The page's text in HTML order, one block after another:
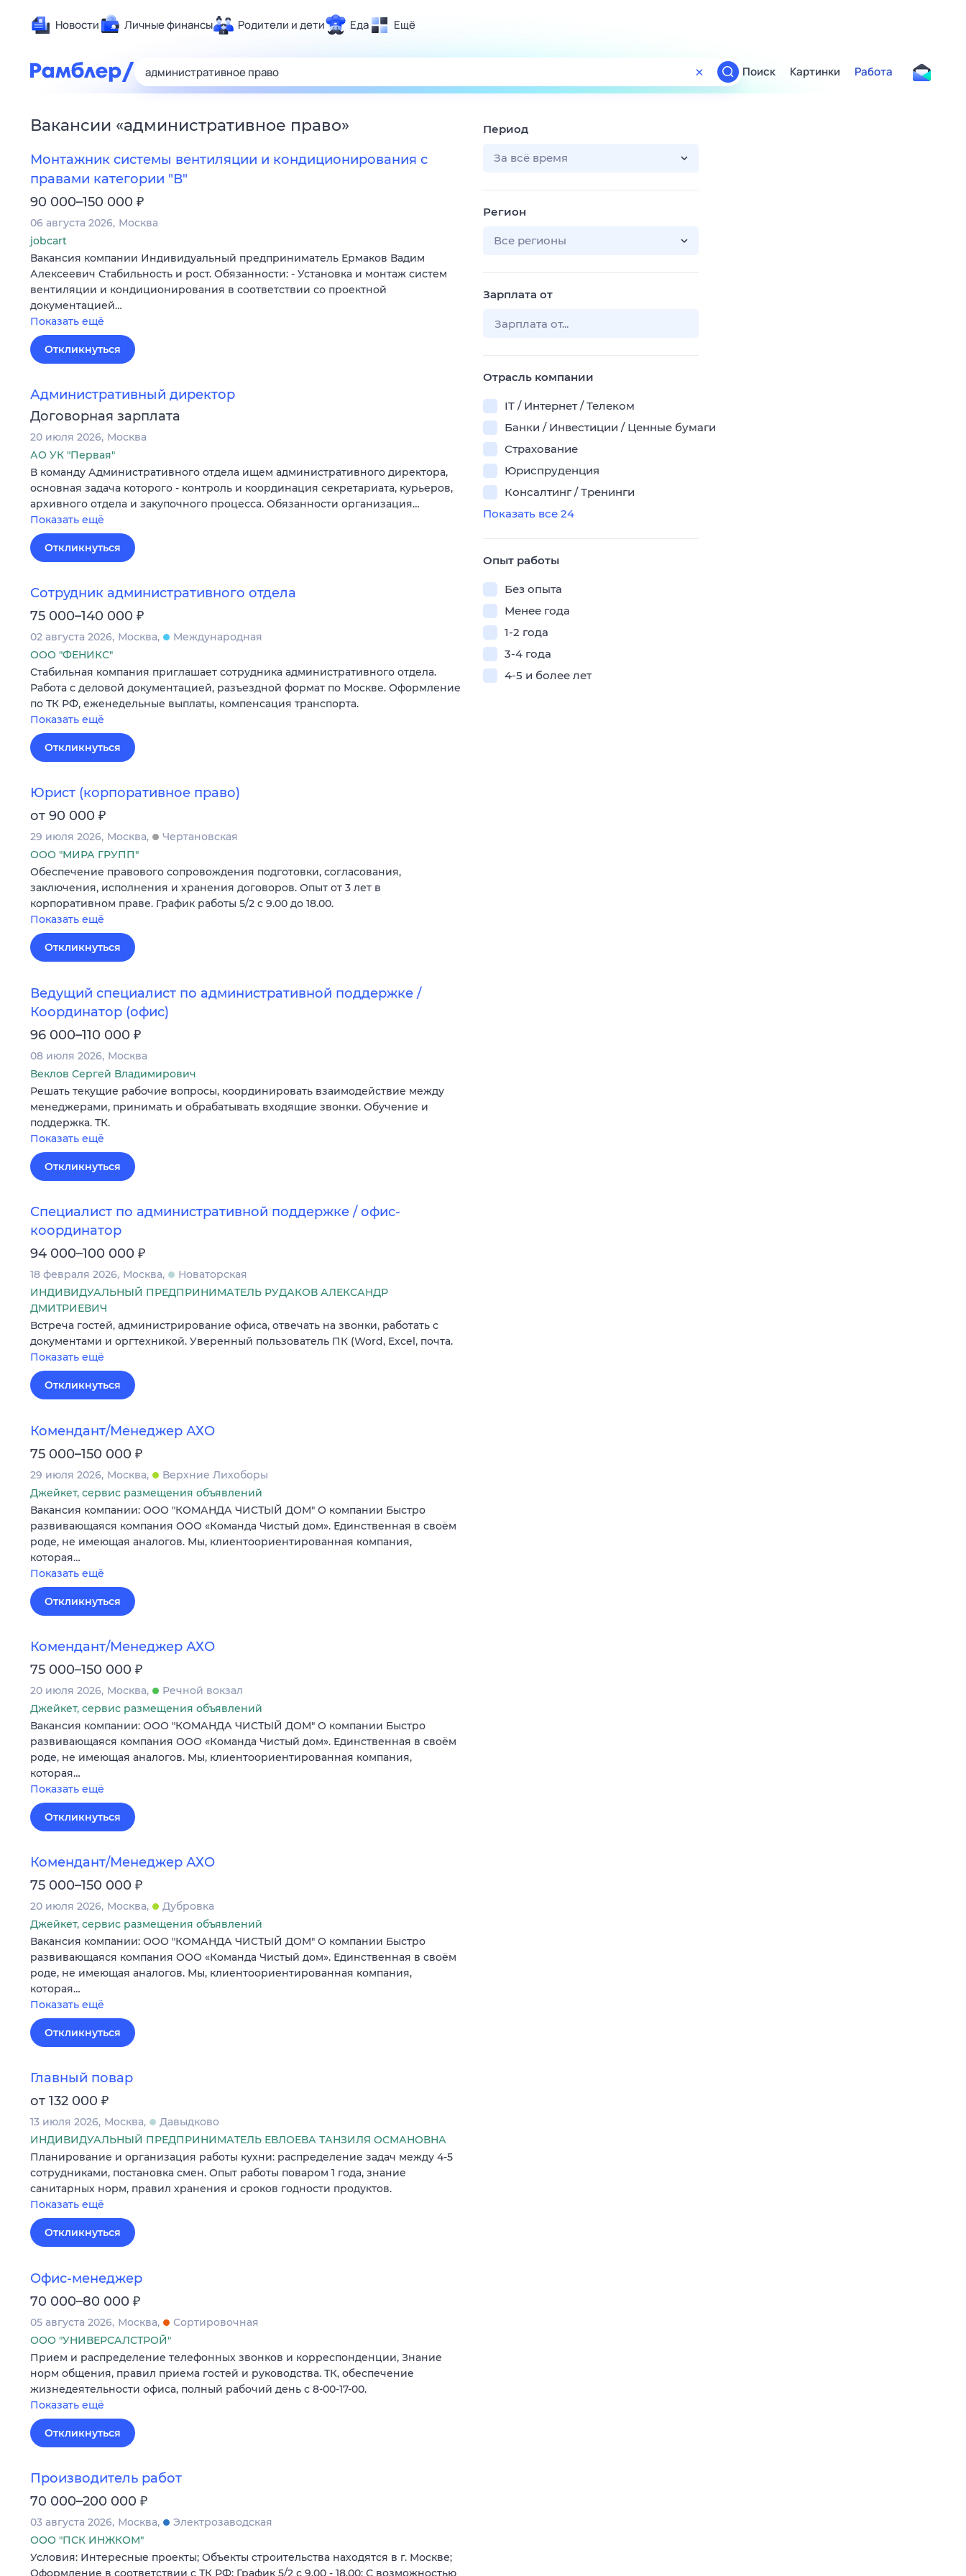
Новости Личные финансы Родители и дети Еда Ещё
Здоровье
Развлечения и отдых
Спорт
Карьера
Гороскопы
Поиск
ТВ-программа
Поиск Картинки Работа
Вакансии «административное право»
Монтажник системы вентиляции и кондиционирования с
правами категории "В"
90 000–150 000 ₽
06 августа 2026 Москва
jobcart
Вакансия компании Индивидуальный предприниматель Ермаков Вадим
Алексеевич Стабильность и рост. Обязанности: - Установка и монтаж систем
вентиляции и кондиционирования в соответствии со проектной
документацией…
Показать ещё
Откликнуться
Административный директор
Договорная зарплата
20 июля 2026 Москва
АО УК "Первая"
В команду Административного отдела ищем административного директора,
основная задача которого - контроль и координация секретариата, курьеров,
архивного отдела и закупочного процесса. Обязанности организация…
Показать ещё
Откликнуться
Сотрудник административного отдела
75 000–140 000 ₽
02 августа 2026 Москва
Международная
ООО "ФЕНИКС"
Стабильная компания приглашает сотрудника административного отдела.
Работа с деловой документацией, разъездной формат по Москве. Оформление
по ТК РФ, еженедельные выплаты, компенсация транспорта.
Показать ещё
Откликнуться
Юрист (корпоративное право)
от 90 000 ₽
29 июля 2026 Москва
Чертановская
ООО "МИРА ГРУПП"
Обеспечение правового сопровождения подготовки, согласования,
заключения, исполнения и хранения договоров. Опыт от 3 лет в
корпоративном праве. График работы 5/2 с 9.00 до 18.00.
Показать ещё
Откликнуться
Ведущий специалист по административной поддержке /
Координатор (офис)
96 000–110 000 ₽
08 июля 2026 Москва
Веклов Сергей Владимирович
Решать текущие рабочие вопросы, координировать взаимодействие между
менеджерами, принимать и обрабатывать входящие звонки. Обучение и
поддержка. ТК.
Показать ещё
Откликнуться
Специалист по административной поддержке / офис-
координатор
94 000–100 000 ₽
18 февраля 2026 Москва
Новаторская
ИНДИВИДУАЛЬНЫЙ ПРЕДПРИНИМАТЕЛЬ РУДАКОВ АЛЕКСАНДР
ДМИТРИЕВИЧ
Встреча гостей, администрирование офиса, отвечать на звонки, работать с
документами и оргтехникой. Уверенный пользователь ПК (Word, Excel, почта.
Показать ещё
Откликнуться
Комендант/Менеджер АХО
75 000–150 000 ₽
29 июля 2026 Москва
Верхние Лихоборы
Джейкет, сервис размещения объявлений
Вакансия компании: ООО "КОМАНДА ЧИСТЫЙ ДОМ" О компании Быстро
развивающаяся компания ООО «Команда Чистый дом». Единственная в своём
роде, не имеющая аналогов. Мы, клиентоориентированная компания,
которая…
Показать ещё
Откликнуться
Комендант/Менеджер АХО
75 000–150 000 ₽
20 июля 2026 Москва
Речной вокзал
Джейкет, сервис размещения объявлений
Вакансия компании: ООО "КОМАНДА ЧИСТЫЙ ДОМ" О компании Быстро
развивающаяся компания ООО «Команда Чистый дом». Единственная в своём
роде, не имеющая аналогов. Мы, клиентоориентированная компания,
которая…
Показать ещё
Откликнуться
Комендант/Менеджер АХО
75 000–150 000 ₽
20 июля 2026 Москва
Дубровка
Джейкет, сервис размещения объявлений
Вакансия компании: ООО "КОМАНДА ЧИСТЫЙ ДОМ" О компании Быстро
развивающаяся компания ООО «Команда Чистый дом». Единственная в своём
роде, не имеющая аналогов. Мы, клиентоориентированная компания,
которая…
Показать ещё
Откликнуться
Главный повар
от 132 000 ₽
13 июля 2026 Москва
Давыдково
ИНДИВИДУАЛЬНЫЙ ПРЕДПРИНИМАТЕЛЬ ЕВЛОЕВА ТАНЗИЛЯ ОСМАНОВНА
Планирование и организация работы кухни: распределение задач между 4-5
сотрудниками, постановка смен. Опыт работы поваром 1 года, знание
санитарных норм, правил хранения и сроков годности продуктов.
Показать ещё
Откликнуться
Офис-менеджер
70 000–80 000 ₽
05 августа 2026 Москва
Сортировочная
ООО "УНИВЕРСАЛСТРОЙ"
Прием и распределение телефонных звонков и корреспонденции, Знание
норм общения, правил приема гостей и руководства. ТК, обеспечение
жизнедеятельности офиса, полный рабочий день с 8-00-17-00.
Показать ещё
Откликнуться
Производитель работ
70 000–200 000 ₽
03 августа 2026 Москва
Электрозаводская
ООО "ПСК ИНЖКОМ"
Условия: Интересные проекты; Объекты строительства находятся в г. Москве;
Оформление в соответствии с ТК РФ; График 5/2 с 9.00 - 18.00; С возможностью
Период
За всё время
Регион
Все регионы
Зарплата от
Отрасль компании
IT / Интернет / Телеком
Банки / Инвестиции / Ценные бумаги
Страхование
Юриспруденция
Консалтинг / Тренинги
Показать все 24
Опыт работы
Без опыта
Менее года
1-2 года
3-4 года
4-5 и более лет